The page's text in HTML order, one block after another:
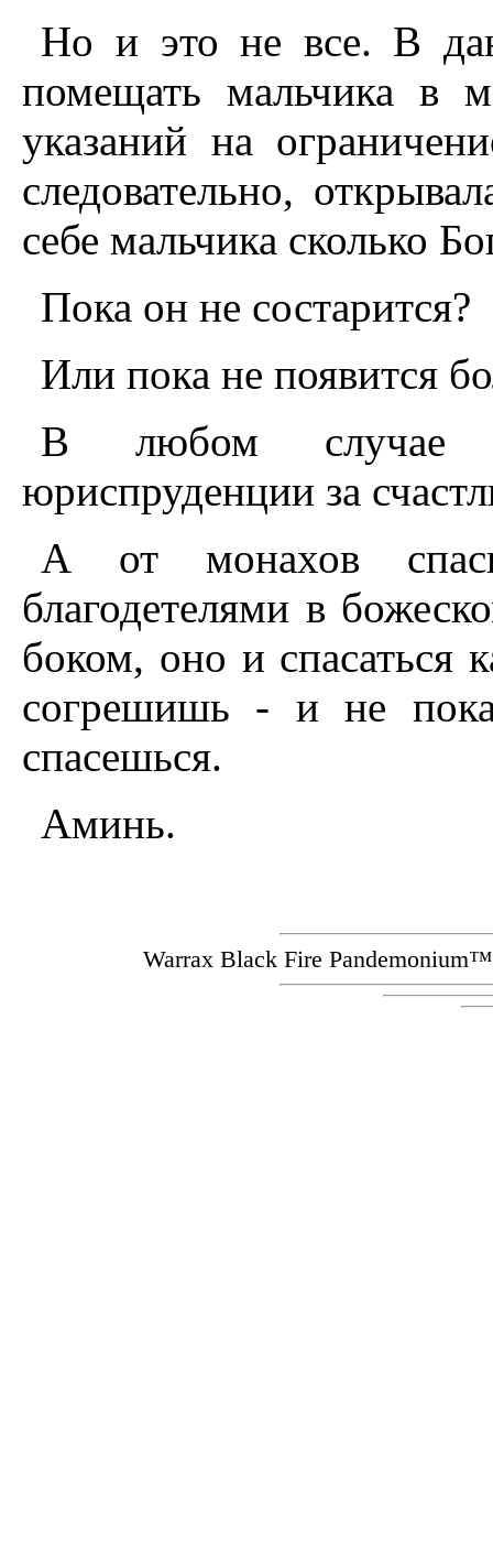
Но и это не все. В
помещать мальчика в
указаний на
следовательно,
себе мальчика сколько
Пока он не состарится?
Или пока не появится
В любом случае -
юриспруденции за
А от монахов
благодетелями в
боком, оно и спасаться
согрешишь - и не
спасешься.
Аминь.
Warrax Black Fire